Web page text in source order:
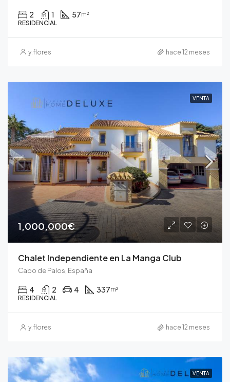
2 1 57m²
RESIDENCIAL
y.flores hace 12 meses
VENTA
1,000,000€
Chalet Independiente en La Manga Club
Cabo de Palos, España
4 2 4 337m²
RESIDENCIAL
y.flores hace 12 meses
VENTA